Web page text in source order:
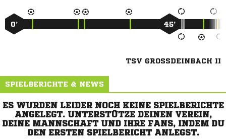
0’ 45’
TSV GROSSDEINBACH II
SPIELBERICHTE & NEWS
ES WURDEN LEIDER NOCH KEINE SPIELBERICHTE
ANGELEGT. UNTERSTÜTZE DEINEN VEREIN,
DEINE MANNSCHAFT UND IHRE FANS, INDEM DU
DEN ERSTEN SPIELBERICHT ANLEGST.